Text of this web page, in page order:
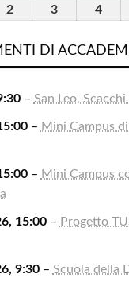
Agosto
Agosto
22
2026
33
2026
44
2026
DI
– San Leo,
– Mini Campus
– Mini Campus
15:00– Progetto
9:30– Scuola della